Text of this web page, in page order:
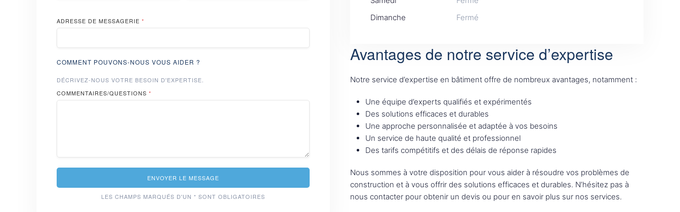
ADRESSE DE MESSAGERIE *
COMMENT POUVONS-NOUS VOUS AIDER ?
DÉCRIVEZ-NOUS VOTRE BESOIN D'EXPERTISE.
COMMENTAIRES/QUESTIONS *
ENVOYER LE MESSAGE
LES CHAMPS MARQUÉS D'UN * SONT OBLIGATOIRES
Dimanche
Fermé
Avantages de notre service d’expertise
Notre service d’expertise en bâtiment offre de nombreux avantages, notamment :
Une équipe d’experts qualifiés et expérimentés
Des solutions efficaces et durables
Une approche personnalisée et adaptée à vos besoins
Un service de haute qualité et professionnel
Des tarifs compétitifs et des délais de réponse rapides
Nous sommes à votre disposition pour vous aider à résoudre vos problèmes de
construction et à vous offrir des solutions efficaces et durables. N’hésitez pas à
nous contacter pour obtenir un devis ou pour en savoir plus sur nos services.